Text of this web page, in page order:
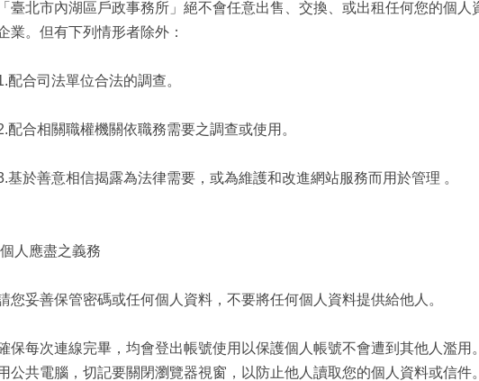
臺北市內湖區戶政事務所」絕不會任意出售、交換、或出租任何您的個人
業。但有下列情形者除外：
合司法單位合法的調查。
合相關職權機關依職務需要之調查或使用。
善意相信揭露為法律需要，或為維護和改進網站服務而用於管理 。
個人應盡之義務
您妥善保管密碼或任何個人資料，不要將任何個人資料提供給他人。
保每次連線完畢，均會登出帳號使用以保護個人帳號不會遭到其他人濫用
公共電腦，切記要關閉瀏覽器視窗，以防止他人讀取您的個人資料或信件。